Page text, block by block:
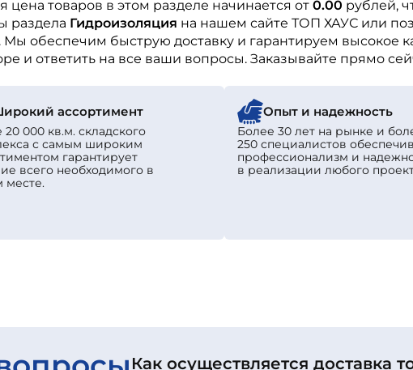
товаров в этом разделе начинается от 0.00 рублей,
раздела Гидроизоляция на нашем сайте ТОП ХАУС или
обеспечим быструю доставку и гарантируем высокое
и ответить на все ваши вопросы. Заказывайте прямо
ассортимент
20 000 кв.м. складского
с самым широким
гарантирует
всего необходимого в
месте.
Опыт и надежность
Более 30 лет на рынке и
250 специалистов
профессионализм и
в реализации любого
Как осуществляется доставка